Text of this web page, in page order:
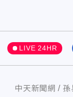
LIVE 24HR
中天新聞網 孫